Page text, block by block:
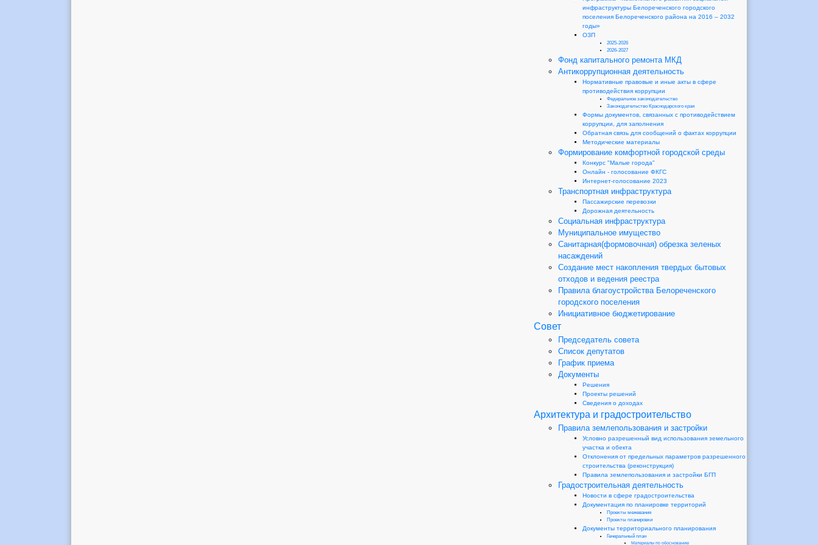
инфраструктуры Белореченского городского
поселения Белореченского района на 2016 – 2032
годы»
ОЗП
2025-2026
2026-2027
Фонд капитального ремонта МКД
Антикоррупционная деятельность
Нормативные правовые и иные акты в сфере
противодействия коррупции
Федеральное законодательство
Законодательство Краснодарского края
Формы документов, связанных с противодействием
коррупции, для заполнения
Обратная связь для сообщений о фактах коррупции
Методические материалы
Формирование комфортной городской среды
Конкурс "Малые города"
Онлайн - голосование ФКГС
Интернет-голосование 2023
Транспортная инфраструктура
Пассажирские перевозки
Дорожная деятельность
Социальная инфраструктура
Муниципальное имущество
Санитарная(формовочная) обрезка зеленых
насаждений
Создание мест накопления твердых бытовых
отходов и ведения реестра
Правила благоустройства Белореченского
городского поселения
Инициативное бюджетирование
Совет
Председатель совета
Список депутатов
График приема
Документы
Решения
Проекты решений
Сведения о доходах
Архитектура и градостроительство
Правила землепользования и застройки
Условно разрешенный вид использования земельного
участка и обекта
Отклонения от предельных параметров разрешенного
строительства (реконструкция)
Правила землепользования и застройки БГП
Градостроительная деятельность
Новости в сфере градостроительства
Документация по планировке территорий
Проекты межевания
Проекты планировки
Документы территориального планирования
Генеральный план
Материалы по обоснованию